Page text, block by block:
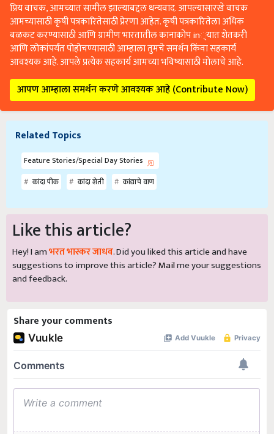
प्रिय वाचक, आमच्यात सामील झाल्याबद्दल धन्यवाद. आपल्यासारखे वाचक
आमच्यासाठी कृषी पत्रकारितेसाठी प्रेरणा आहेत. कृषी पत्रकारितेला अधिक
बळकट करण्यासाठी आणि ग्रामीण भारतातील कानाकोप in्यात शेतकरी
आणि लोकांपर्यंत पोहोचण्यासाठी आम्हाला तुमचे समर्थन किंवा सहकार्य
आवश्यक आहे. आपले प्रत्येक सहकार्य आमच्या भविष्यासाठी मोलाचे आहे.
आपण आम्हाला समर्थन करणे आवश्यक आहे (Contribute Now)
Related Topics
Feature Stories/Special Day Stories
कांदा पीक
कांदा शेती कांद्याचे वाण
Like this article?
Hey! I amभरत भास्कर जाधव. Did you liked this article and have
suggestions to improve this article?Mailme your suggestions
and feedback.
Share your comments